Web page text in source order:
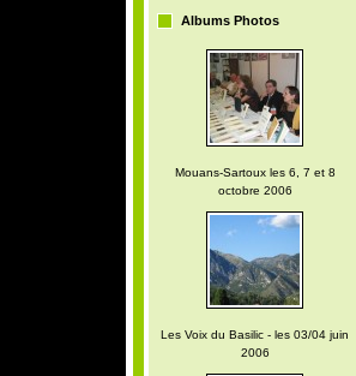
Albums Photos
Mouans-Sartoux les 6, 7 et 8
octobre 2006
Les Voix du Basilic - les 03/04 juin
2006